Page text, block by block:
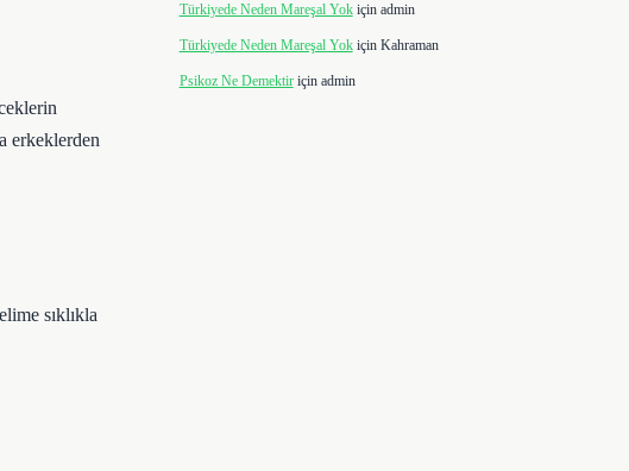
erkeklerden
sıklıkla
Türkiyede Neden Mareşal Yokiçin admin
Türkiyede Neden Mareşal Yokiçin Kahraman
Psikoz Ne Demektiriçin admin